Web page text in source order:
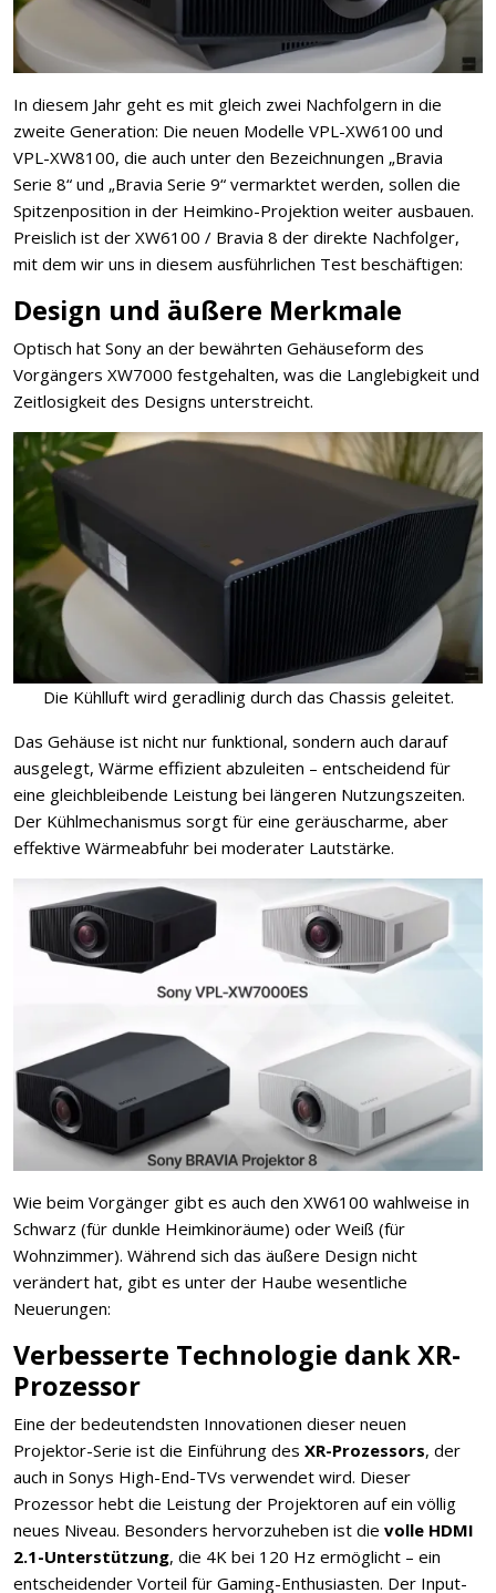
In diesem Jahr geht es mit gleich zwei Nachfolgern in die
zweite Generation: Die neuen Modelle VPL-XW6100 und
VPL-XW8100, die auch unter den Bezeichnungen „Bravia
Serie 8“ und „Bravia Serie 9“ vermarktet werden, sollen die
Spitzenposition in der Heimkino-Projektion weiter ausbauen.
Preislich ist der XW6100 / Bravia 8 der direkte Nachfolger,
mit dem wir uns in diesem ausführlichen Test beschäftigen:
Design und äußere Merkmale
Optisch hat Sony an der bewährten Gehäuseform des
Vorgängers XW7000 festgehalten, was die Langlebigkeit und
Zeitlosigkeit des Designs unterstreicht.
Die Kühlluft wird geradlinig durch das Chassis geleitet.
Das Gehäuse ist nicht nur funktional, sondern auch darauf
ausgelegt, Wärme effizient abzuleiten – entscheidend für
eine gleichbleibende Leistung bei längeren Nutzungszeiten.
Der Kühlmechanismus sorgt für eine geräuscharme, aber
effektive Wärmeabfuhr bei moderater Lautstärke.
Wie beim Vorgänger gibt es auch den XW6100 wahlweise in
Schwarz (für dunkle Heimkinoräume) oder Weiß (für
Wohnzimmer). Während sich das äußere Design nicht
verändert hat, gibt es unter der Haube wesentliche
Neuerungen:
Verbesserte Technologie dank XR-
Prozessor
Eine der bedeutendsten Innovationen dieser neuen
Projektor-Serie ist die Einführung des XR-Prozessors, der
auch in Sonys High-End-TVs verwendet wird. Dieser
Prozessor hebt die Leistung der Projektoren auf ein völlig
neues Niveau. Besonders hervorzuheben ist die volle HDMI
2.1-Unterstützung, die 4K bei 120 Hz ermöglicht – ein
entscheidender Vorteil für Gaming-Enthusiasten. Der Input-